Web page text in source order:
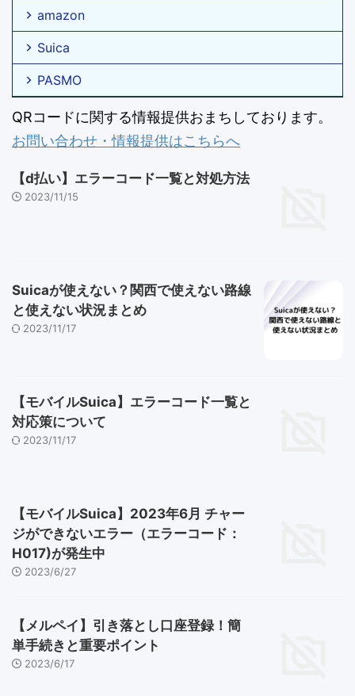
amazon
Suica
PASMO
QRコードに関する情報提供おまちしております。
お問い合わせ・情報提供はこちらへ
【d払い】エラーコード一覧と対処方法
2023/11/15
Suicaが使えない？関西で使えない路線
と使えない状況まとめ
2023/11/17
【モバイルSuica】エラーコード一覧と
対応策について
2023/11/17
【モバイルSuica】2023年6月 チャー
ジができないエラー（エラーコード：
H017)が発生中
2023/6/27
【メルペイ】引き落とし口座登録！簡
単手続きと重要ポイント
2023/6/17